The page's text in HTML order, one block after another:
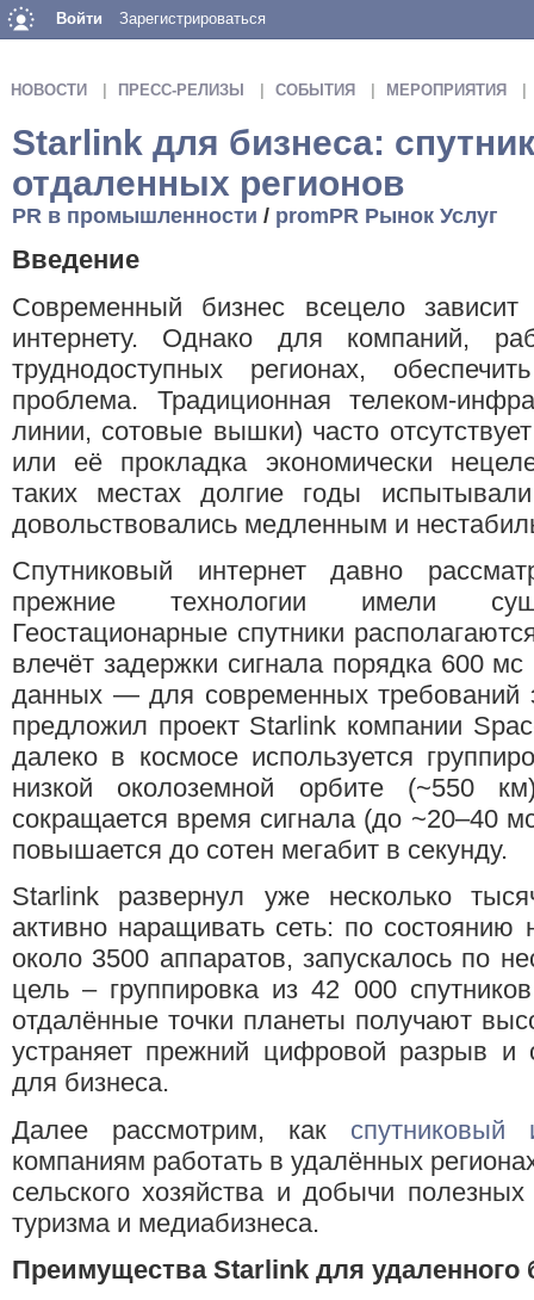
Войти Зарегистрироваться
НОВОСТИ ПРЕСС-РЕЛИЗЫ СОБЫТИЯ МЕРОПРИЯТИЯ
Starlink для бизнеса:
отдаленных регионов
PR в промышленности / promPR Рынок Услуг
Введение
Современный бизнес всецело
интернету. Однако для компаний,
труднодоступных регионах,
проблема. Традиционная телеком-
линии, сотовые вышки) часто
или её прокладка экономически
таких местах долгие годы
довольствовались медленным и
Спутниковый интернет давно
прежние технологии имели
Геостационарные спутники
влечёт задержки сигнала порядка 600
данных — для современных требований
предложил проект Starlink компании
далеко в космосе используется
низкой околоземной орбите (~550
сокращается время сигнала (до ~20–40
повышается до сотен мегабит в секунду.
Starlink развернул уже несколько
активно наращивать сеть: по
около 3500 аппаратов, запускалось по
цель – группировка из 42 000
отдалённые точки планеты получают
устраняет прежний цифровой разрыв и
для бизнеса.
Далее рассмотрим, как спутниковый
компаниям работать в удалённых
сельского хозяйства и добычи
туризма и медиабизнеса.
Преимущества Starlink для удаленного